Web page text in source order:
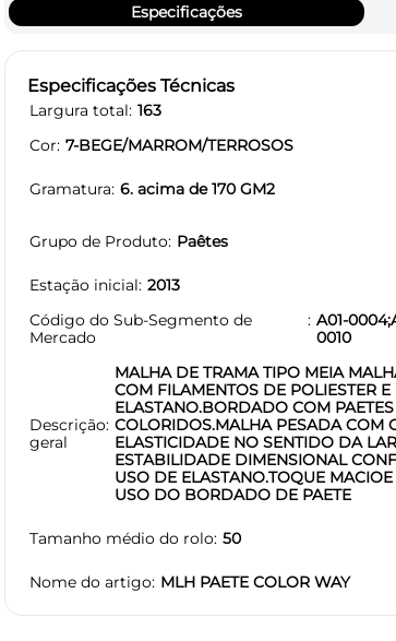
Especificações
Especificações Técnicas
Largura total 163
Cor 7-BEGE/MARROM/TERROSOS
Gramatura 6. acima de 170 GM2
Grupo de Produto Paêtes
Estação inicial 2013
Código do Sub-Segmento de
Mercado
A01-
0010
Descrição
geral
MALHA DE TRAMA TIPO MEIA
COM FILAMENTOS DE POLIESTER E
ELASTANO.BORDADO COM
COLORIDOS.MALHA PESADA COM
ELASTICIDADE NO SENTIDO DA
ESTABILIDADE DIMENSIONAL
USO DE ELASTANO.TOQUE
USO DO BORDADO DE PAETE
Tamanho médio do rolo 50
Nome do artigo MLH PAETE COLOR WAY